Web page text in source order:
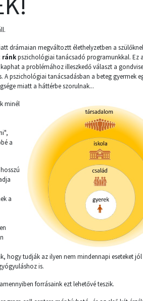
drámaian megváltoztt élethelyzetben a
ránkpszichológiai tanácsadó programunkkal. Ez
a problémához illeszkedő választ a
pszichológiai tanácsadásban a beteg gyermek
miatt a háttérbe szorulnak...
minél
a
a
hogy tudják az ilyen nem mindennapi eseteket
is.
forrásaink ezt lehetővé teszik.